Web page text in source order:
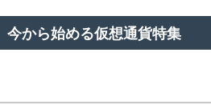
今から始める仮想通貨特集